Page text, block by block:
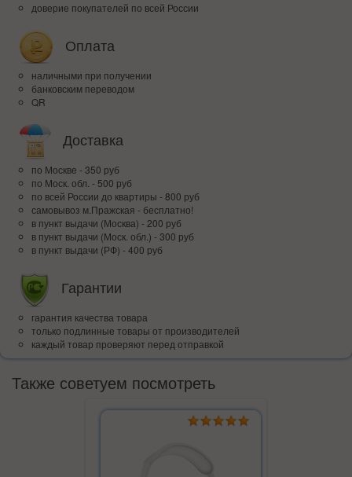
доверие покупателей по всей России
Оплата
наличными при получении
банковским переводом
QR
Доставка
по Москве - 350 руб
по Моск. обл. - 500 руб
по всей Росcии до квартиры - 800 руб
самовывоз м.Пражская - бесплатно!
в пункт выдачи (Москва) - 200 руб
в пункт выдачи (Моск. обл.) - 300 руб
в пункт выдачи (РФ) - 400 руб
Гарантии
гарантия качества товара
только подлинные товары от производителей
каждый товар проверяют перед отправкой
Также советуем посмотреть